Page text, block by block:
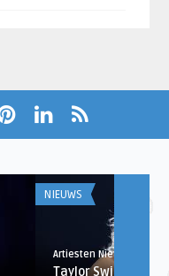
NIEUWS
Artiesten Nieuws
Taylor Swift single